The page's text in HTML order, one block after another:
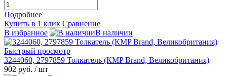
Подробнее
Купить в 1 клик Сравнение
В избранное
В наличии
Быстрый просмотр
3244060, 2797859 Толкатель (КMP Brand, Великобритания)
902 руб. / шт